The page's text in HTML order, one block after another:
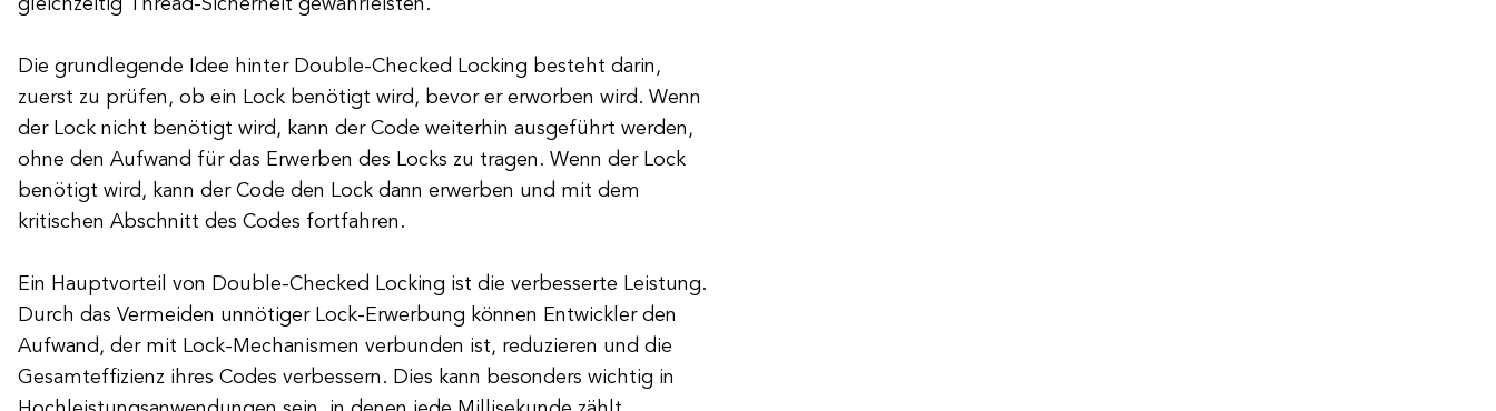
gleichzeitig Thread-Sicherheit gewährleisten.
Die grundlegende Idee hinter Double-Checked Locking besteht darin,
zuerst zu prüfen, ob ein Lock benötigt wird, bevor er erworben wird. Wenn
der Lock nicht benötigt wird, kann der Code weiterhin ausgeführt werden,
ohne den Aufwand für das Erwerben des Locks zu tragen. Wenn der Lock
benötigt wird, kann der Code den Lock dann erwerben und mit dem
kritischen Abschnitt des Codes fortfahren.
Ein Hauptvorteil von Double-Checked Locking ist die verbesserte Leistung.
Durch das Vermeiden unnötiger Lock-Erwerbung können Entwickler den
Aufwand, der mit Lock-Mechanismen verbunden ist, reduzieren und die
Gesamteffizienz ihres Codes verbessern. Dies kann besonders wichtig in